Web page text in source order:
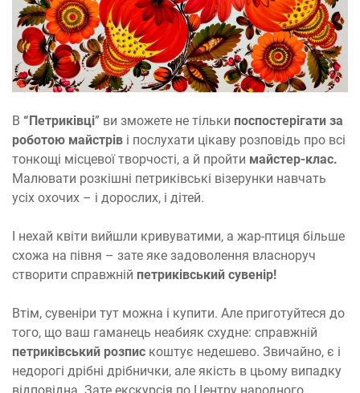
В “Петриківці” ви зможете не тільки поспостерігати за
роботою майстрів і послухати цікаву розповідь про всі
тонкощі місцевої творчості, а й пройти майстер-клас.
Малювати розкішні петриківські візерунки навчать
усіх охочих – і дорослих, і дітей.
І нехай квіти вийшли кривуватими, а жар-птиця більше
схожа на півня – зате яке задоволення власноруч
створити справжній петриківський сувенір!
Втім, сувеніри тут можна і купити. Але приготуйтеся до
того, що ваш гаманець неабияк схудне: справжній
петриківський розпис коштує недешево. Звичайно, є і
недорогі дрібні дрібнички, але якість в цьому випадку